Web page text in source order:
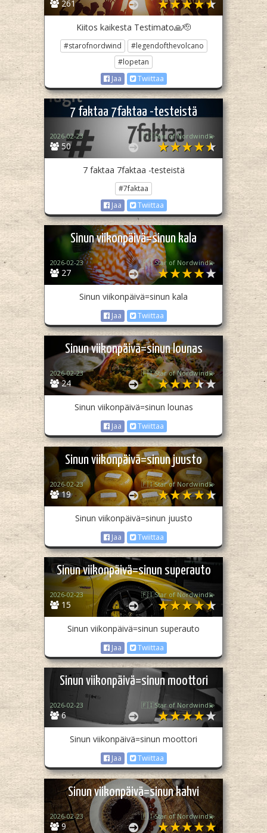
261
Kiitos kaikesta Testimato🙏🫡
#starofnordwind
#legendofthevolcano
#lopetan
Jaa
Twiittaa
7 faktaa 7faktaa -testeistä
50
2026-02-23 🇫🇮Star of Nordwind💫
7 faktaa 7faktaa -testeistä
#7faktaa
Jaa
Twiittaa
Sinun viikonpäivä=sinun kala
27
2026-02-23 🇫🇮Star of Nordwind💫
Sinun viikonpäivä=sinun kala
Jaa Twiittaa
Sinun viikonpäivä=sinun lounas
24
2026-02-23 🇫🇮Star of Nordwind💫
Sinun viikonpäivä=sinun lounas
Jaa Twiittaa
Sinun viikonpäivä=sinun juusto
19
2026-02-23 🇫🇮Star of Nordwind💫
Sinun viikonpäivä=sinun juusto
Jaa Twiittaa
Sinun viikonpäivä=sinun superauto
15
2026-02-23 🇫🇮Star of Nordwind💫
Sinun viikonpäivä=sinun superauto
Jaa Twiittaa
Sinun viikonpäivä=sinun moottori
6
2026-02-23 🇫🇮Star of Nordwind💫
Sinun viikonpäivä=sinun moottori
Jaa Twiittaa
Sinun viikonpäivä=sinun kahvi
9
2026-02-23 🇫🇮Star of Nordwind💫